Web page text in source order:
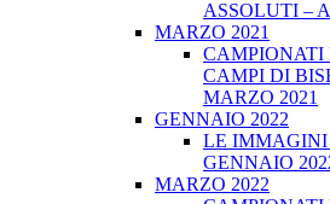
ASSOLUTI –
MARZO 2021
CAMPIONATI
CAMPI DI
MARZO 2021
GENNAIO 2022
LE IMMAGINI
GENNAIO
MARZO 2022